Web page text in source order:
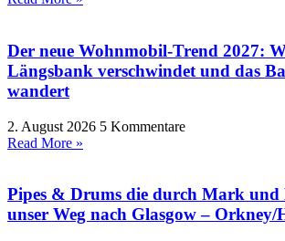
Der neue Wohnmobil-Trend 2027:
Längsbank verschwindet und das
wandert
2. August 2026 5 Kommentare
Read More »
Pipes & Drums die durch Mark und
unser Weg nach Glasgow – Orkney/